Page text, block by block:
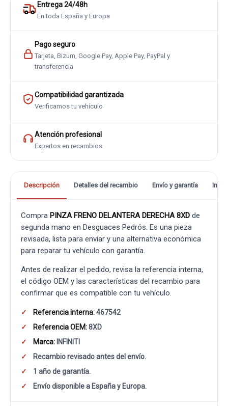
Entrega 24/48h
En toda España y Europa
Pago seguro
Tarjeta, Bizum, Google Pay, Apple Pay, PayPal y
transferencia
Compatibilidad garantizada
Verificamos tu vehículo
Atención profesional
Expertos en recambios
Descripción Detalles del recambio Envío y garantía
Compra PINZA FRENO DELANTERA DERECHA 8XD de
segunda mano en Desguaces Pedrós. Es una pieza
revisada, lista para enviar y una alternativa económica
para reparar tu vehículo con garantía.
Antes de realizar el pedido, revisa la referencia interna,
el código OEM y las características del recambio para
confirmar que es compatible con tu vehículo.
Referencia interna:467542
Referencia OEM:8XD
Marca: INFINITI
Recambio revisado antes del envío.
1 año de garantía.
Envío disponible a España y Europa.